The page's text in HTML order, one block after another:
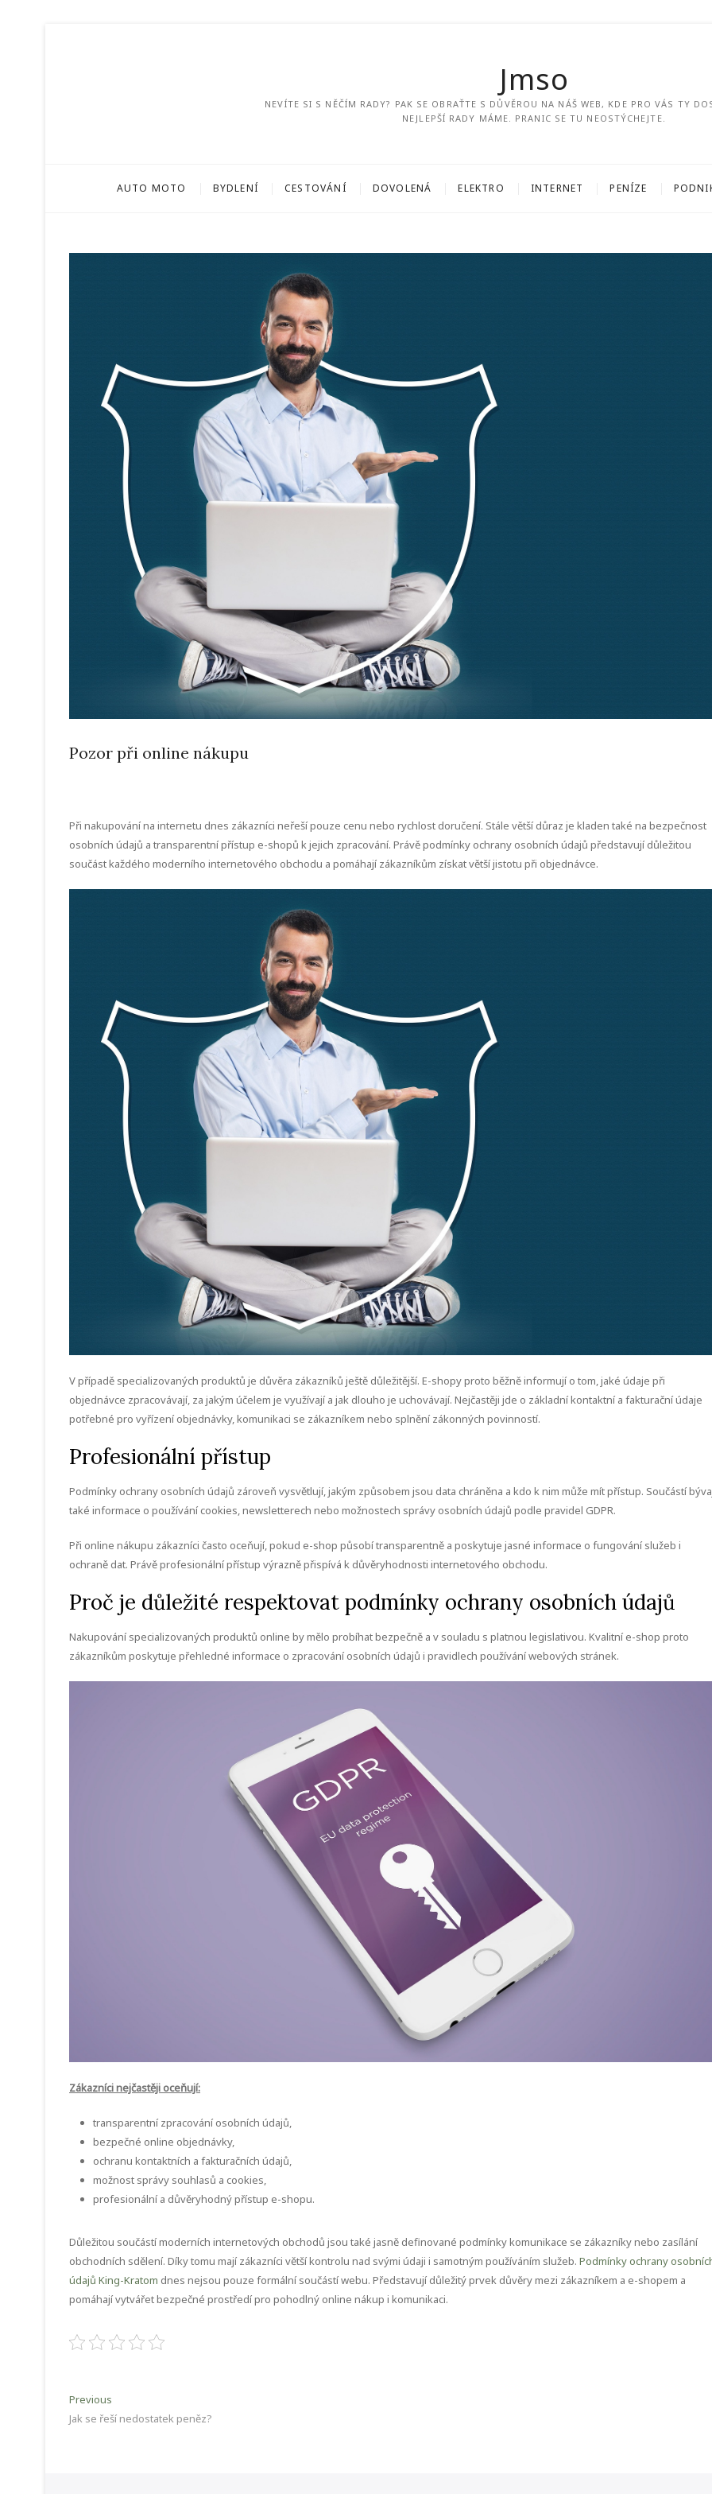
Jmso
NEVÍTE SI S NĚČÍM RADY? PAK SE OBRAŤTE S DŮVĚROU NA NÁŠ WEB, KDE PRO VÁS TY
NEJLEPŠÍ RADY MÁME. PRANIC SE TU NEOSTÝCHEJTE.
AUTO MOTO BYDLENÍ CESTOVÁNÍ DOVOLENÁ ELEKTRO INTERNET PENÍZE
Pozor při online nákupu
Při nakupování na internetu dnes zákazníci neřeší pouze cenu nebo rychlost doručení. Stále větší důraz je kladen také na bezpečnost
osobních údajů a transparentní přístup e-shopů k jejich zpracování. Právě podmínky ochrany osobních údajů představují důležitou
součást každého moderního internetového obchodu a pomáhají zákazníkům získat větší jistotu při objednávce.
V případě specializovaných produktů je důvěra zákazníků ještě důležitější. E-shopy proto běžně informují o tom, jaké údaje při
objednávce zpracovávají, za jakým účelem je využívají a jak dlouho je uchovávají. Nejčastěji jde o základní kontaktní a fakturační údaje
potřebné pro vyřízení objednávky, komunikaci se zákazníkem nebo splnění zákonných povinností.
Profesionální přístup
Podmínky ochrany osobních údajů zároveň vysvětlují, jakým způsobem jsou data chráněna a kdo k nim může mít přístup. Součástí
také informace o používání cookies, newsletterech nebo možnostech správy osobních údajů podle pravidel GDPR.
Při online nákupu zákazníci často oceňují, pokud e-shop působí transparentně a poskytuje jasné informace o fungování služeb i
ochraně dat. Právě profesionální přístup výrazně přispívá k důvěryhodnosti internetového obchodu.
Proč je důležité respektovat podmínky ochrany osobních údajů
Nakupování specializovaných produktů online by mělo probíhat bezpečně a v souladu s platnou legislativou. Kvalitní e-shop proto
zákazníkům poskytuje přehledné informace o zpracování osobních údajů i pravidlech používání webových stránek.
Zákazníci nejčastěji oceňují:
transparentní zpracování osobních údajů,
bezpečné online objednávky,
ochranu kontaktních a fakturačních údajů,
možnost správy souhlasů a cookies,
profesionální a důvěryhodný přístup e-shopu.
Důležitou součástí moderních internetových obchodů jsou také jasně definované podmínky komunikace se zákazníky nebo zasílání
obchodních sdělení. Díky tomu mají zákazníci větší kontrolu nad svými údaji i samotným používáním služeb. Podmínky ochrany
údajů King-Kratom dnes nejsou pouze formální součástí webu. Představují důležitý prvek důvěry mezi zákazníkem a e-shopem a
pomáhají vytvářet bezpečné prostředí pro pohodlný online nákup i komunikaci.
Navigace
pro
Previous
post:
Jak se řeší nedostatek peněz?